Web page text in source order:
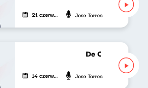
21 czerwca 2026 Jose Torres
De Cuba, Su
14 czerwca 2026 Jose Torres